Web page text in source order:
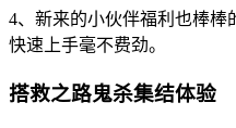
4、新来的小伙伴福利也棒棒
快速上手毫不费劲。
搭救之路鬼杀集结体验